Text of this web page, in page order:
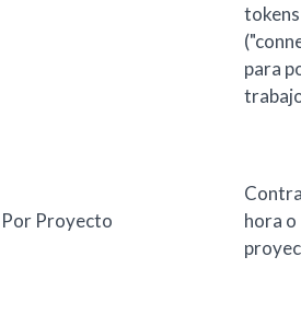
tokens
para
Por Proyecto
hora